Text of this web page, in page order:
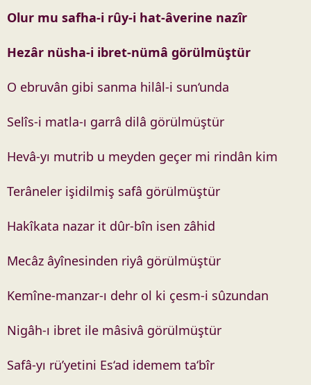
Olur mu safha-i rûy-i hat-âverine nazîr
Hezâr nüsha-i ibret-nümâ görülmüştür
O ebruvân gibi sanma hilâl-i sun‘unda
Selîs-i matla-ı garrâ dilâ görülmüştür
Hevâ-yı mutrib u meyden geçer mi rindân kim
Terâneler işidilmiş safâ görülmüştür
Hakîkata nazar it dûr-bîn isen zâhid
Mecâz âyînesinden riyâ görülmüştür
Kemîne-manzar-ı dehr ol ki çesm-i sûzundan
Nigâh-ı ibret ile mâsivâ görülmüştür
Safâ-yı rü’yetini Es‘ad idemem ta‘bîr